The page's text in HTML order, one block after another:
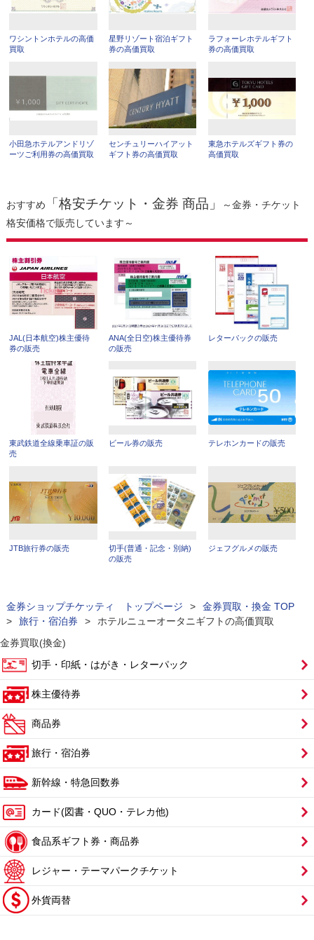
ワシントンホテルの高価
買取
星野リゾート宿泊ギフト
券の高価買取
ラフォーレホテルギフト
券の高価買取
小田急ホテルアンドリゾ
ーツご利用券の高価買取
センチュリーハイアット
ギフト券の高価買取
東急ホテルズギフト券の
高価買取
おすすめ 「格安チケット・金券 商品」
～金券・チケット
格安価格で販売しています～
JAL(日本航空)株主優待
券の販売
ANA(全日空)株主優待券
の販売
レターパックの販売
東武鉄道全線乗車証の販
売
ビール券の販売 テレホンカードの販売
JTB旅行券の販売
切手(普通・記念・別納)
の販売
ジェフグルメの販売
金券ショップチケッティ トップページ >
金券買取・換金 TOP
>
旅行・宿泊券 >
ホテルニューオータニギフトの高価買取
金券買取(換金)
切手・印紙・はがき・レターパック
株主優待券
商品券
旅行・宿泊券
新幹線・特急回数券
カード(図書・QUO・テレカ他)
食品系ギフト券・商品券
レジャー・テーマパークチケット
外貨両替